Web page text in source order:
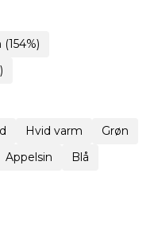
Hvid varm
Grøn
Appelsin
Blå